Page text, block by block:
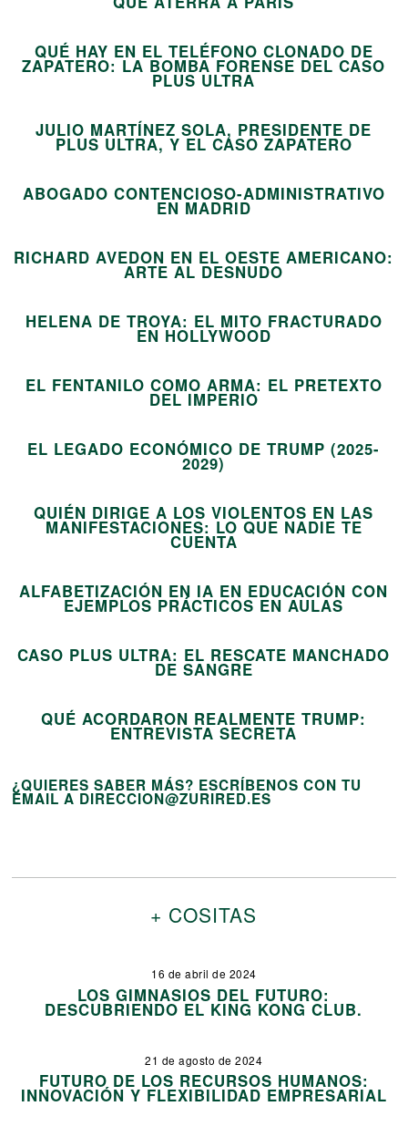
QUÉ HAY EN EL TELÉFONO CLONADO DE
ZAPATERO: LA BOMBA FORENSE DEL CASO
PLUS ULTRA
JULIO MARTÍNEZ SOLA, PRESIDENTE DE
PLUS ULTRA, Y EL CASO ZAPATERO07
ABOGADO CONTENCIOSO-ADMINISTRATIVO
EN MADRID
RICHARD AVEDON EN EL OESTE AMERICANO:
ARTE AL DESNUDO
HELENA DE TROYA: EL MITO FRACTURADO
EN HOLLYWOOD
EL FENTANILO COMO ARMA: EL PRETEXTO
DEL IMPERIO
EL LEGADO ECONÓMICO DE TRUMP (2025-
2029)
QUIÉN DIRIGE A LOS VIOLENTOS EN LAS
MANIFESTACIONES: LO QUE NADIE TE
CUENTA
ALFABETIZACIÓN EN IA EN EDUCACIÓN CON
EJEMPLOS PRÁCTICOS EN AULAS
CASO PLUS ULTRA: EL RESCATE MANCHADO
DE SANGRE
QUÉ ACORDARON REALMENTE TRUMP:
ENTREVISTA SECRETA
¿QUIERES SABER MÁS? ESCRÍBENOS CON TU
EMAIL A DIRECCION@ZURIRED.ES
+ COSITAS
16 de abril de 2024
LOS GIMNASIOS DEL FUTURO:
DESCUBRIENDO EL KING KONG CLUB.
21 de agosto de 2024
FUTURO DE LOS RECURSOS HUMANOS:
INNOVACIÓN Y FLEXIBILIDAD EMPRESARIAL